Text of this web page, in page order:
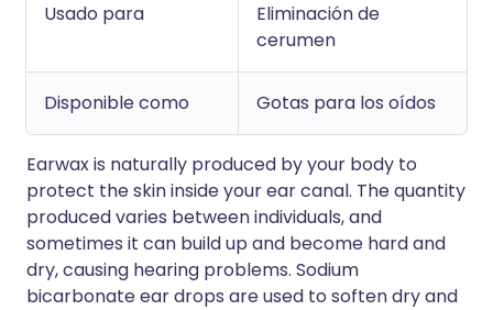
Usado para
Eliminación de
cerumen
Disponible como Gotas para los oídos
Earwax is naturally produced by your body to
protect the skin inside your ear canal. The quantity
produced varies between individuals, and
sometimes it can build up and become hard and
dry, causing hearing problems. Sodium
bicarbonate ear drops are used to soften dry and